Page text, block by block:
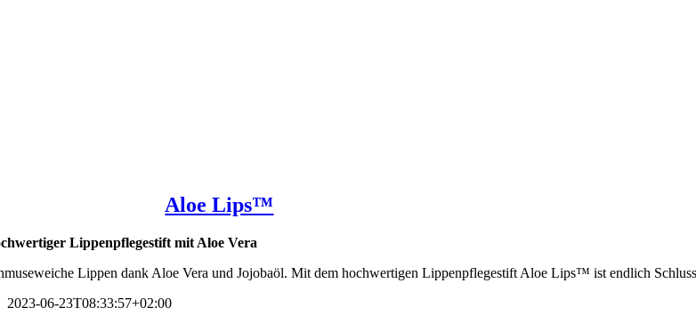
Aloe Lips™
Lippenpflegestift mit Aloe Vera
Lippen dank Aloe Vera und Jojobaöl. Mit dem hochwertigen Lippenpflegestift Aloe Lips™ ist endlich
2023-06-23T08:33:57+02:00